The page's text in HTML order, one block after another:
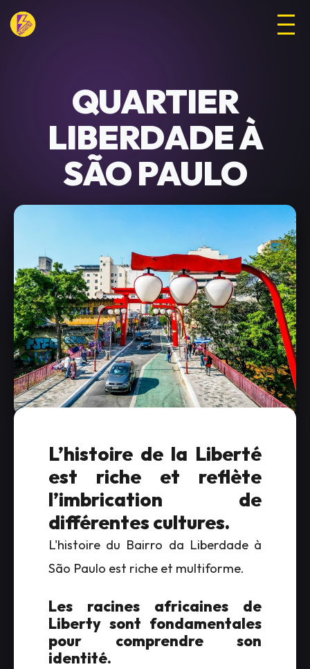
QUARTIER
LIBERDADE À
SÃO PAULO
L’histoire de la Liberté
est riche et reflète
l’imbrication de
différentes cultures.
L'histoire du Bairro da Liberdade à
São Paulo est riche et multiforme.
Les racines africaines de
Liberty sont fondamentales
pour comprendre son
identité.